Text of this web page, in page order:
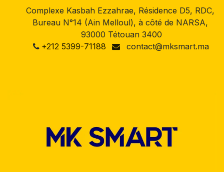
Complexe Kasbah Ezzahrae, Résidence D5, RDC,
Bureau N°14 (Ain Melloul), à côté de NARSA,
93000 Tétouan 3400
+212 5399-71188
contact@mksmart.ma